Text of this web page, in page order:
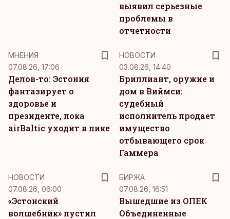
выявил серьезные
проблемы в
отчетности
MНЕНИЯ
07.08.26, 17:06
Делов-то: Эстония
фантазирует о
здоровье и
президенте, пока
airBaltic уходит в пике
НОВОСТИ
03.08.26, 14:40
Бриллиант, оружие и
дом в Виймси:
судебный
исполнитель продает
имущество
отбывающего срок
Гаммера
НОВОСТИ
07.08.26, 06:00
«Эстонский
волшебник» пустил
БИРЖА
07.08.26, 16:51
Вышедшие из ОПЕК
Объединенные